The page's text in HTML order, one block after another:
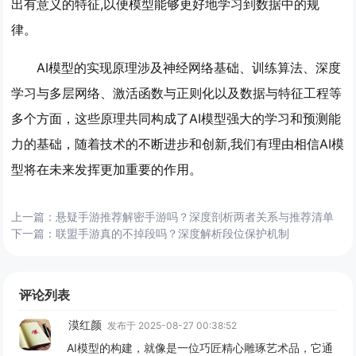
出有意义的特征,以便模型能够更好地学习到数据中的规
律。
AI模型的实现原理涉及神经网络基础、训练算法、深度
学习与多层网络、激活函数与正则化以及数据与特征工程等
多个方面，这些原理共同构成了AI模型强大的学习和预测能
力的基础，随着技术的不断进步和创新,我们有理由相信AI模
型将在未来发挥更加重要的作用。
上一篇：悬疑手游推荐解密手游吗？深度剖析两者关系与推荐清单
下一篇：联盟手游真的不掉段吗？深度解析段位保护机制
评论列表
漠红颜 发布于 2025-08-27 00:38:52
AI模型的构建，就像是一位巧匠精心雕琢艺术品，它通